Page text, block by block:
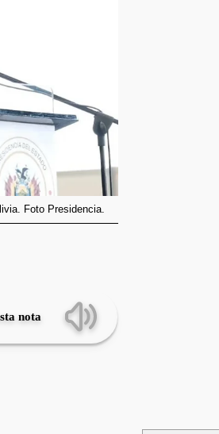
Foto Presidencia.
nota